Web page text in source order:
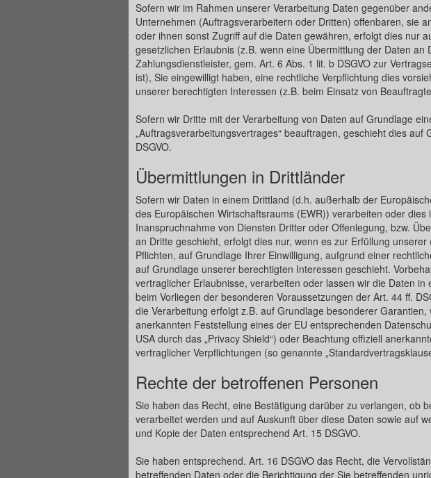
Sofern wir im Rahmen unserer Verarbeitung Daten gegenüber
Unternehmen (Auftragsverarbeitern oder Dritten) offenbaren, sie
oder ihnen sonst Zugriff auf die Daten gewähren, erfolgt dies nur
gesetzlichen Erlaubnis (z.B. wenn eine Übermittlung der Daten an
Zahlungsdienstleister, gem. Art. 6 Abs. 1 lit. b DSGVO zur
ist), Sie eingewilligt haben, eine rechtliche Verpflichtung dies
unserer berechtigten Interessen (z.B. beim Einsatz von
Sofern wir Dritte mit der Verarbeitung von Daten auf Grundlage
„Auftragsverarbeitungsvertrages“ beauftragen, geschieht dies auf
DSGVO.
Übermittlungen in Drittländer
Sofern wir Daten in einem Drittland (d.h. außerhalb der
des Europäischen Wirtschaftsraums (EWR)) verarbeiten oder dies
Inanspruchnahme von Diensten Dritter oder Offenlegung, bzw.
an Dritte geschieht, erfolgt dies nur, wenn es zur Erfüllung unserer
Pflichten, auf Grundlage Ihrer Einwilligung, aufgrund einer
auf Grundlage unserer berechtigten Interessen geschieht.
vertraglicher Erlaubnisse, verarbeiten oder lassen wir die Daten in
beim Vorliegen der besonderen Voraussetzungen der Art. 44 ff.
die Verarbeitung erfolgt z.B. auf Grundlage besonderer Garantien,
anerkannten Feststellung eines der EU entsprechenden
USA durch das „Privacy Shield“) oder Beachtung offiziell
vertraglicher Verpflichtungen (so genannte
Rechte der betroffenen Personen
Sie haben das Recht, eine Bestätigung darüber zu verlangen, ob
verarbeitet werden und auf Auskunft über diese Daten sowie auf
und Kopie der Daten entsprechend Art. 15 DSGVO.
Sie haben entsprechend. Art. 16 DSGVO das Recht, die
betreffenden Daten oder die Berichtigung der Sie betreffenden